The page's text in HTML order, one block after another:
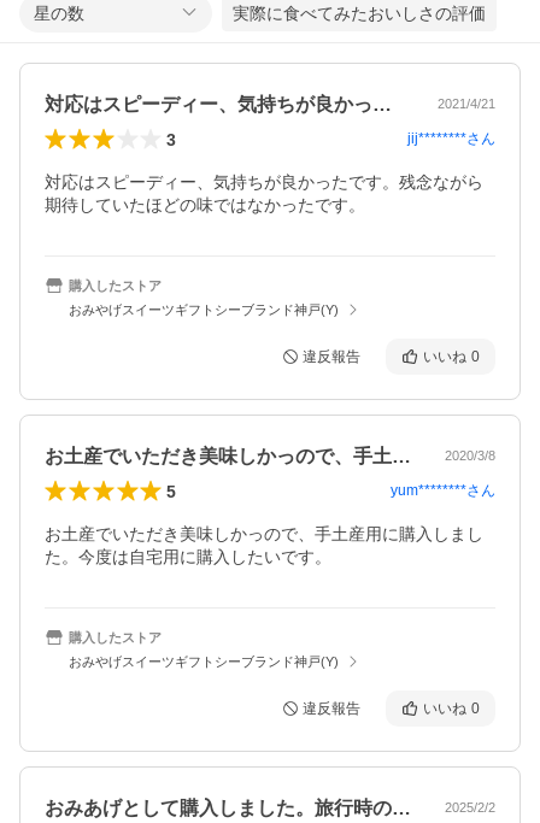
星の数 実際に食べてみたおいしさの評価
対応はスピーディー、気持ちが良かったで… 2021/4/21
3 jij********さん
対応はスピーディー、気持ちが良かったです。残念ながら
期待していたほどの味ではなかったです。
購入したストア
おみやげスイーツギフトシーブランド神戸(Y)
違反報告 いいね 0
お土産でいただき美味しかっので、手土産… 2020/3/8
5 yum********さん
お土産でいただき美味しかっので、手土産用に購入しまし
た。今度は自宅用に購入したいです。
購入したストア
おみやげスイーツギフトシーブランド神戸(Y)
違反報告 いいね 0
おみあげとして購入しました。旅行時の出… 2025/2/2